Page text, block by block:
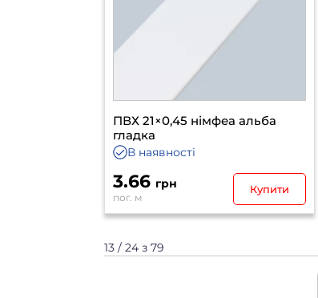
ПВХ 21×0,45 німфеа альба
гладка
В наявності
3.66 грн
пог. м
Купити
13 / 24 з 79